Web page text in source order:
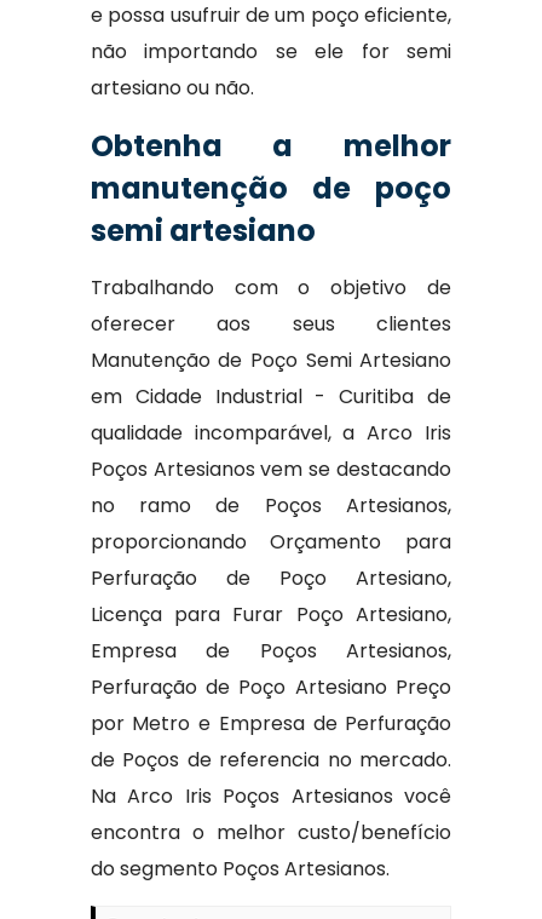
e possa usufruir de um poço eficiente,
não importando se ele for semi
artesiano ou não.
Obtenha a melhor
manutenção de poço
semi artesiano
Trabalhando com o objetivo de
oferecer aos seus clientes
Manutenção de Poço Semi Artesiano
em Cidade Industrial - Curitiba de
qualidade incomparável, a Arco Iris
Poços Artesianos vem se destacando
no ramo de Poços Artesianos,
proporcionando Orçamento para
Perfuração de Poço Artesiano,
Licença para Furar Poço Artesiano,
Empresa de Poços Artesianos,
Perfuração de Poço Artesiano Preço
por Metro e Empresa de Perfuração
de Poços de referencia no mercado.
Na Arco Iris Poços Artesianos você
encontra o melhor custo/benefício
do segmento Poços Artesianos.